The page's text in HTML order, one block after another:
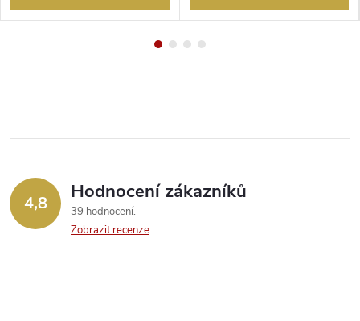
4,8 Hodnocení zákazníků
39 hodnocení
Zobrazit recenze